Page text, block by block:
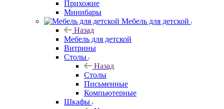
Прихожие
Минибары
Мебель для детской
Назад
Мебель для детской
Витрины
Столы
Назад
Столы
Письменные
Компьютерные
Шкафы